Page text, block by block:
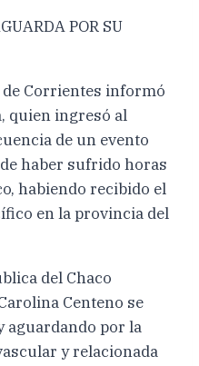
POR SU
Corrientes informó
quien ingresó al
de un evento
haber sufrido horas
habiendo recibido el
en la provincia del
del Chaco
Centeno se
aguardando por la
y relacionada